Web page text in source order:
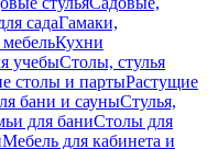
садаГамаки,
Кухни
учебыСтолы, стулья
столы и партыРастущие
бани и сауныСтулья,
для баниСтолы для
Мебель для кабинета и